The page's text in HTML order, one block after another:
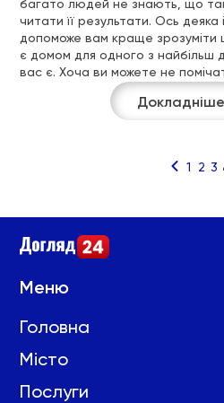
багато людей не знають, що
читати її результати. Ось деяка
допоможе вам краще зрозуміти
є домом для одного з найбільш
вас є. Хоча ви можете не
Докладніше
1 2 3
Меню
Головна
Місто
Послуги